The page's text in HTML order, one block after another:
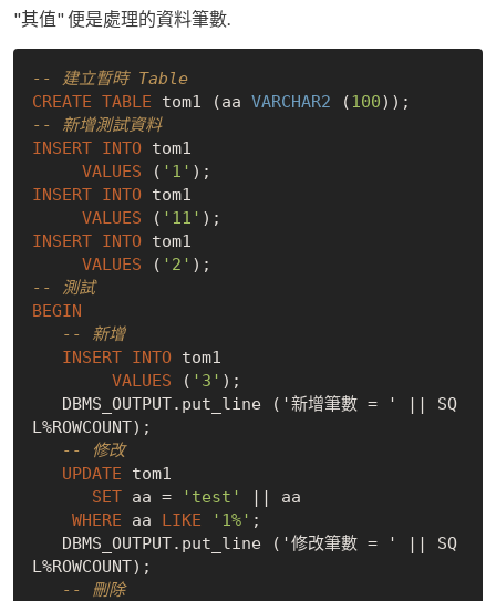
"其值" 便是處理的資料筆數.
-- 建立暫時 Table
CREATE TABLE tom1 (aa VARCHAR2 (100
-- 新增測試資料
INSERT INTO tom1
VALUES ( '1'
INSERT INTO tom1
VALUES ( '11'
INSERT INTO tom1
VALUES ( '2'
-- 測試
BEGIN
-- 新增
INSERT INTO tom1
VALUES ( '3' );
L%ROWCOUNT);
-- 修改
UPDATE tom1
SET aa = 'test'
|| aa
WHERE aa LIKE '1%' ;
L%ROWCOUNT);
-- 刪除